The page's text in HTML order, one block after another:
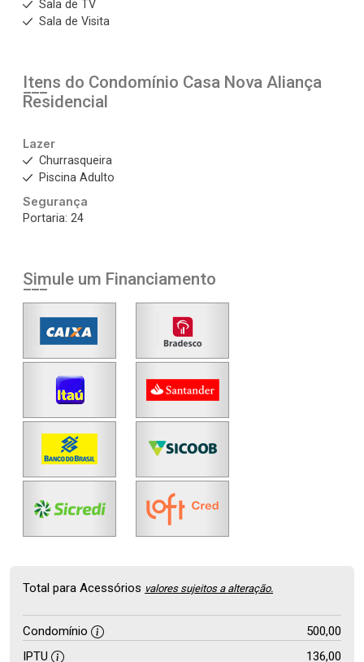
Sala de TV
Sala de Visita
Itens do Condomínio Casa Nova Aliança
Residencial
Lazer
Churrasqueira
Piscina Adulto
Segurança
Portaria: 24
Simule um Financiamento
Total para Acessórios valores sujeitos a alteração.
Condomínio
500,00
IPTU
136,00